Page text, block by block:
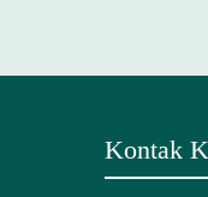
Kontak